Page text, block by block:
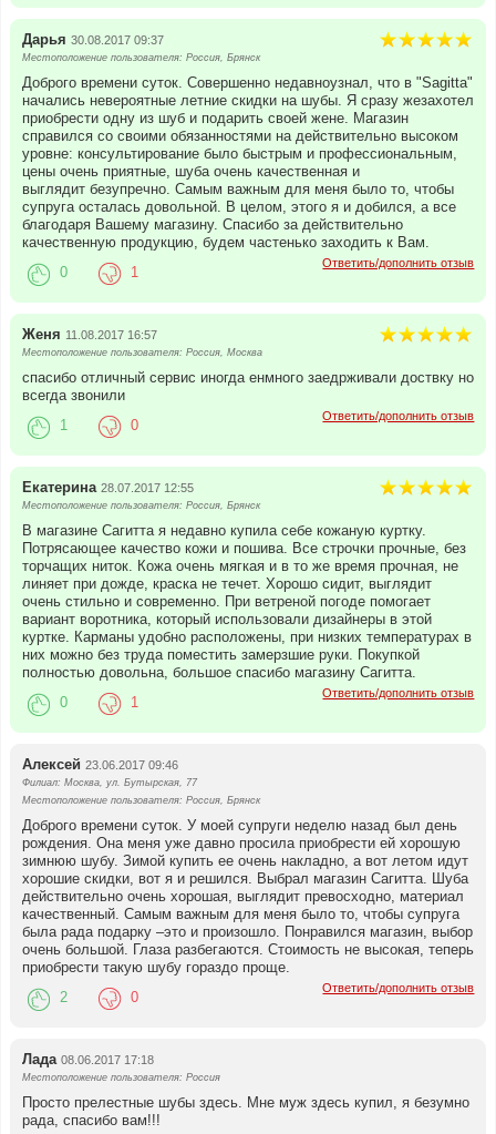
Дарья 30.08.2017 09:37
Местоположение пользователя: Россия, Брянск
Доброго времени суток. Совершенно недавноузнал, что в "Sagitta"
начались невероятные летние скидки на шубы. Я сразу жезахотел
приобрести одну из шуб и подарить своей жене. Магазин
справился со своими обязанностями на действительно высоком
уровне: консультирование было быстрым и профессиональным,
цены очень приятные, шуба очень качественная и
выглядит безупречно. Самым важным для меня было то, чтобы
супруга осталась довольной. В целом, этого я и добился, а все
благодаря Вашему магазину. Спасибо за действительно
качественную продукцию, будем частенько заходить к Вам.
Ответить/дополнить отзыв
0 1
Женя 11.08.2017 16:57
Местоположение пользователя: Россия, Москва
спасибо отличный сервис иногда енмного заедрживали доствку но
всегда звонили
Ответить/дополнить отзыв
1 0
Екатерина 28.07.2017 12:55
Местоположение пользователя: Россия, Брянск
В магазине Сагитта я недавно купила себе кожаную куртку.
Потрясающее качество кожи и пошива. Все строчки прочные, без
торчащих ниток. Кожа очень мягкая и в то же время прочная, не
линяет при дожде, краска не течет. Хорошо сидит, выглядит
очень стильно и современно. При ветреной погоде помогает
вариант воротника, который использовали дизайнеры в этой
куртке. Карманы удобно расположены, при низких температурах в
них можно без труда поместить замерзшие руки. Покупкой
полностью довольна, большое спасибо магазину Сагитта.
Ответить/дополнить отзыв
0 1
Алексей 23.06.2017 09:46
Филиал: Москва, ул. Бутырская, 77
Местоположение пользователя: Россия, Брянск
Доброго времени суток. У моей супруги неделю назад был день
рождения. Она меня уже давно просила приобрести ей хорошую
зимнюю шубу. Зимой купить ее очень накладно, а вот летом идут
хорошие скидки, вот я и решился. Выбрал магазин Сагитта. Шуба
действительно очень хорошая, выглядит превосходно, материал
качественный. Самым важным для меня было то, чтобы супруга
была рада подарку –это и произошло. Понравился магазин, выбор
очень большой. Глаза разбегаются. Стоимость не высокая, теперь
приобрести такую шубу гораздо проще.
Ответить/дополнить отзыв
2 0
Лада 08.06.2017 17:18
Местоположение пользователя: Россия
Просто прелестные шубы здесь. Мне муж здесь купил, я безумно
рада, спасибо вам!!!